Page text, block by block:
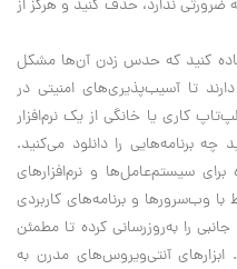
ندارد، حذف کنید و هرگز از
کنید که حدس زدن آن‌ها مشکل
تا آسیب‌پذیری‌های امنیتی در
کاری یا خانگی از یک نرم‌افزار
برنامه‌هایی را دانلود می‌کنید.
سیستم‌عامل‌ها و نرم‌افزارهای
با وب‌سرورها و برنامه‌های کاربردی
را به‌روزرسانی کرده تا مطمئن
آنتی‌ویروس‌های مدرن به